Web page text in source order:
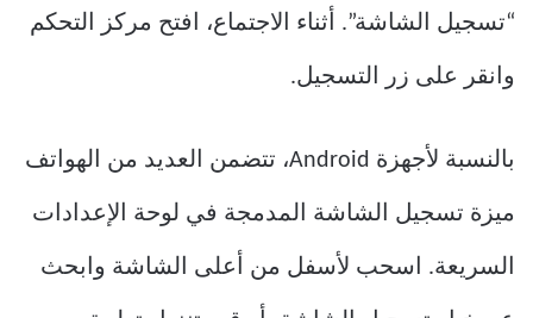
“تسجيل الشاشة”. أثناء الاجتماع، افتح مركز التحكم
وانقر على زر التسجيل.
بالنسبة لأجهزة Android، تتضمن العديد من الهواتف
ميزة تسجيل الشاشة المدمجة في لوحة الإعدادات
السريعة. اسحب لأسفل من أعلى الشاشة وابحث